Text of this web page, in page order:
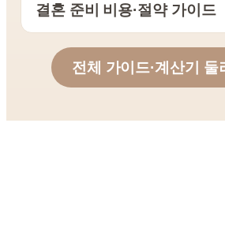
결혼 준비 비용·절약 가이드
전체 가이드·계산기